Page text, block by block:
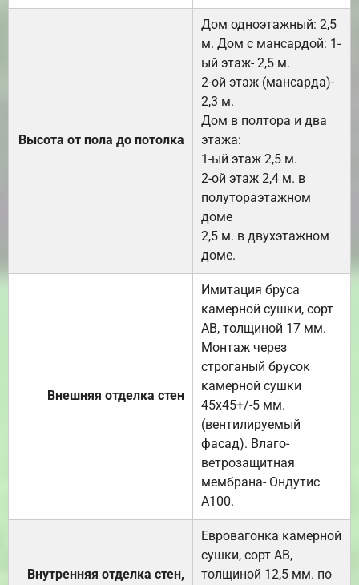
Высота от пола до потолка
Дом одноэтажный: 2,5
м. Дом с мансардой: 1-
ый этаж- 2,5 м.
2-ой этаж (мансарда)-
2,3 м.
Дом в полтора и два
этажа:
1-ый этаж 2,5 м.
2-ой этаж 2,4 м. в
полутораэтажном
доме
2,5 м. в двухэтажном
доме.
Внешняя отделка стен
Имитация бруса
камерной сушки, сорт
АВ, толщиной 17 мм.
Монтаж через
строганый брусок
камерной сушки
45х45+/-5 мм.
(вентилируемый
фасад). Влаго-
ветрозащитная
мембрана- Ондутис
А100.
Внутренняя отделка стен,
Евровагонка камерной
сушки, сорт АВ,
толщиной 12,5 мм. по